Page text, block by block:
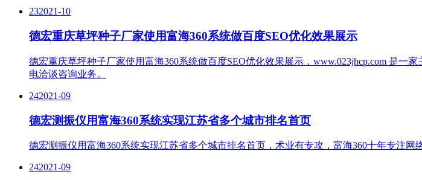
232021-10
德宏重庆草坪种子厂家使用富海360系统做百度SEO优化效果展示
德宏重庆草坪种子厂家使用富海360系统做百度SEO优化效果展示，www.023jhcp.com 是
电洽谈咨询业务。
242021-09
德宏测振仪用富海360系统实现江苏省多个城市排名首页
德宏测振仪用富海360系统实现江苏省多个城市排名首页，术业有专攻，富海360十年专注
242021-09